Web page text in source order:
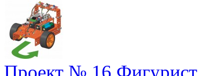
Проект № 16 Фигурист